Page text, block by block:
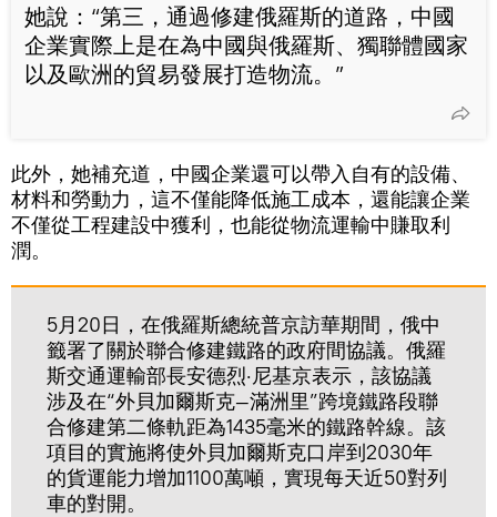
她說：“第三，通過修建俄羅斯的道路，中國
企業實際上是在為中國與俄羅斯、獨聯體國家
以及歐洲的貿易發展打造物流。”
此外，她補充道，中國企業還可以帶入自有的設備、
材料和勞動力，這不僅能降低施工成本，還能讓企業
不僅從工程建設中獲利，也能從物流運輸中賺取利
潤。
5月20日，在俄羅斯總統普京訪華期間，俄中
籤署了關於聯合修建鐵路的政府間協議。俄羅
斯交通運輸部長安德烈·尼基京表示，該協議
涉及在“外貝加爾斯克—滿洲里”跨境鐵路段聯
合修建第二條軌距為1435毫米的鐵路幹線。該
項目的實施將使外貝加爾斯克口岸到2030年
的貨運能力增加1100萬噸，實現每天近50對列
車的對開。